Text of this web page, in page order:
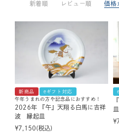
新着順 レビュー順 価格
新商品
eギフト対応
午年うまれの方や記念品におすすめ！
2026年 『午』天翔る白馬に吉祥
波 縁起皿
¥7,150 税込
¥